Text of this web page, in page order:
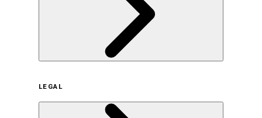
サステナビリティの取り組み（日本）
サステナビリティの取り組み（米国/英語）
LEGAL